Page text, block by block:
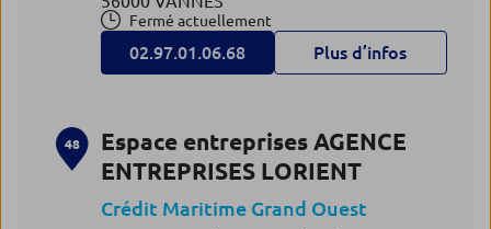
Fermé actuellement
02.97.01.06.68 Plus d’infos
48
Espace entreprises AGENCE
ENTREPRISES LORIENT
Crédit Maritime Grand Ouest